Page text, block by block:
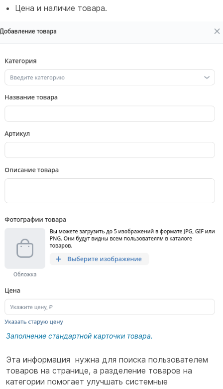
Цена и наличие товара.
Заполнение стандартной карточки товара.
Эта информация нужна для поиска пользователем
товаров на странице, а разделение товаров на
категории помогает улучшать системные